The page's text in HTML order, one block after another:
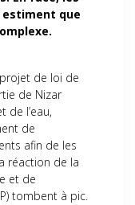
que
de loi de
de Nizar
de l’eau,
de
afin de les
réaction de la
et de
tombent à pic.